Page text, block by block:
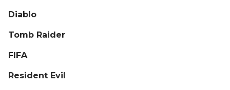
Diablo
Tomb Raider
FIFA
Resident Evil